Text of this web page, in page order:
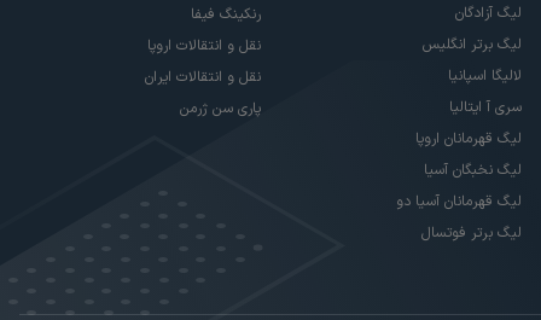
لیگ آزادگان
لیگ برتر انگلیس
لالیگا اسپانیا
سری آ ایتالیا
لیگ قهرمانان اروپا
لیگ نخبگان آسیا
لیگ قهرمانان آسیا دو
لیگ برتر فوتسال
رنکینگ فیفا
نقل و انتقالات اروپا
نقل و انتقالات ایران
پاری سن ژرمن